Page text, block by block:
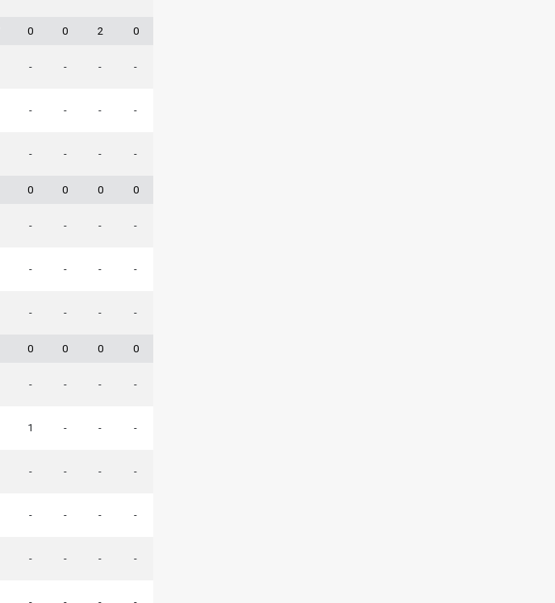
0 0 2 0
- - - -
- - - -
- - - -
0 0 0 0
- - - -
- - - -
- - - -
0 0 0 0
- - - -
1 - - -
- - - -
- - - -
- - - -